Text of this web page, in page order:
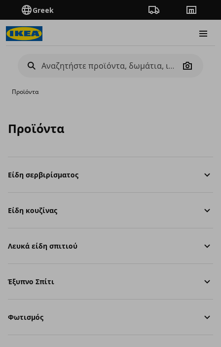
Greek Πορεία παραγγελίας
Camera
Προϊόντα
Προϊόντα
Είδη σερβιρίσματος
Είδη κουζίνας
Λευκά είδη σπιτιού
Έξυπνο Σπίτι
Φωτισμός